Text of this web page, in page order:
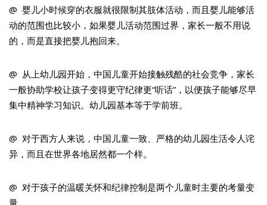
@ 婴儿小时候穿的衣服就很限制其肢体活动，而且婴儿能够活
动的范围也比较小，如果婴儿活动范围过界，家长一般不用说
的，而是直接把婴儿抱回来。
@ 从上幼儿园开始，中国儿童开始接触残酷的社会竞争，家长
一般协助学校让孩子变得更守纪律更“听话”，以便孩子能够尽早
集中精神学习知识。幼儿园基本等于学前班。
@ 对于西方人来说，中国儿童一致、严格的幼儿园生活令人诧
异，而且在世界各地居然都一个样。
@ 对于孩子的温暖关怀和纪律控制是两个儿童时主要的考量变
量。